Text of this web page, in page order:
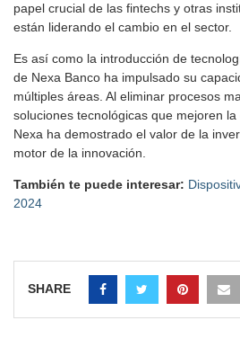
papel crucial de las fintechs y otras
están liderando el cambio en el sector.
Es así como la introducción de
de Nexa Banco ha impulsado su
múltiples áreas. Al eliminar procesos
soluciones tecnológicas que mejoren la
Nexa ha demostrado el valor de la
motor de la innovación.
También te puede interesar:
2024
SHARE